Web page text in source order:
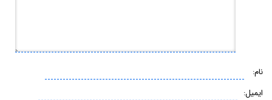
نام:
ایمیل: